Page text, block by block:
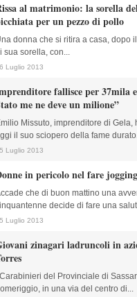
al matrimonio: la sorella
per un pezzo di pollo
donna che si ritira a casa, dopo
sua sorella, con...
Luglio 2013
fallisce per 37mila
me ne deve un milione”
Missuto, imprenditore di Gela,
il suo sciopero della fame
Luglio 2013
in pericolo nel fare
che di buon mattino una
decide di fare una
Luglio 2013
zinagari ladruncoli in
I Carabinieri del Provinciale di
in una via del centro di...